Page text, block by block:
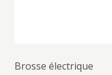
Brosse électrique